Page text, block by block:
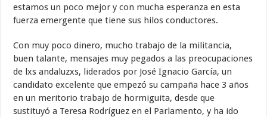
estamos un poco mejor y con mucha esperanza en esta
fuerza emergente que tiene sus hilos conductores.
Con muy poco dinero, mucho trabajo de la militancia,
buen talante, mensajes muy pegados a las preocupaciones
de lxs andaluzxs, liderados por José Ignacio García, un
candidato excelente que empezó su campaña hace 3 años
en un meritorio trabajo de hormiguita, desde que
sustituyó a Teresa Rodríguez en el Parlamento, y ha ido